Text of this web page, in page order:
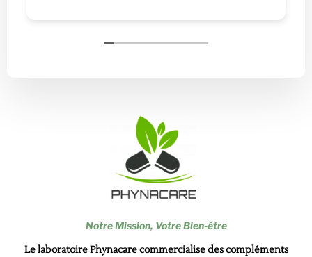
Notre Mission, Votre Bien-être
Le laboratoire Phynacare commercialise des compléments